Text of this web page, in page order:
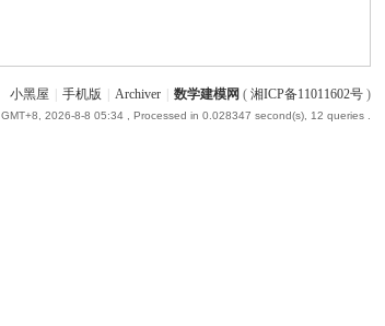
小黑屋 手机版 Archiver 数学建模网 ( 湘ICP备11011602号)
GMT+8, 2026-8-8 05:34, Processed in 0.028347 second(s), 12 queries .